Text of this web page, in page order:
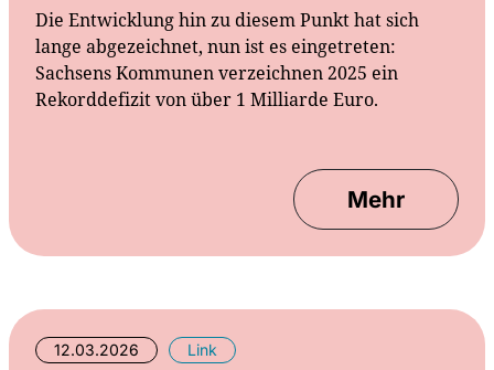
Die Entwicklung hin zu diesem Punkt hat sich
lange abgezeichnet, nun ist es eingetreten:
Sachsens Kommunen verzeichnen 2025 ein
Rekorddefizit von über 1 Milliarde Euro.
Mehr
12.03.2026 Link